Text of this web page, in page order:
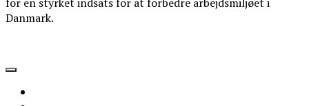
Danmark.